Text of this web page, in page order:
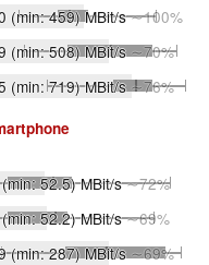
(min: 459)MBit/s∼100%
(min: 508)MBit/s∼70%
(min: 719)MBit/s∼76%
(min: 52.5)MBit/s∼72%
(min: 52.2)MBit/s∼69%
(min: 287)MBit/s∼69%